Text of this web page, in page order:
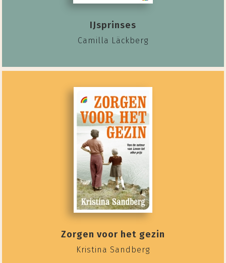
IJsprinses
Camilla Läckberg
Zorgen voor het gezin
Kristina Sandberg